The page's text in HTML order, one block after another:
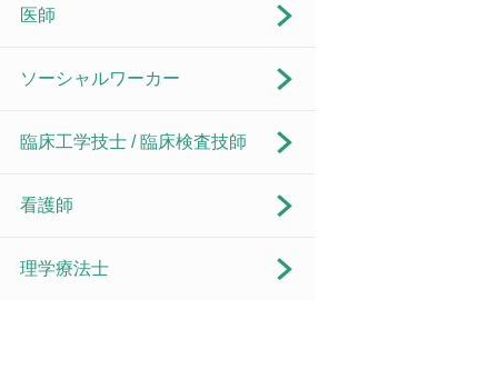
医師
ソーシャルワーカー
臨床工学技士 / 臨床検査技師
看護師
理学療法士